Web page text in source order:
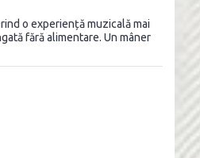
o experiență muzicală mai
fără alimentare. Un mâner